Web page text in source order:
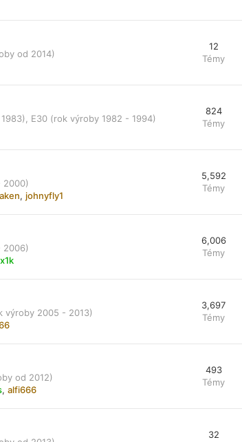
od 2014)
12
Témy
E30 (rok výroby 1982 - 1994)
824
Témy
2000)
, johnyfly1
5,592
Témy
2006)
6,006
Témy
výroby 2005 - 2013)
3,697
Témy
od 2012)
, alfi666
493
Témy
32